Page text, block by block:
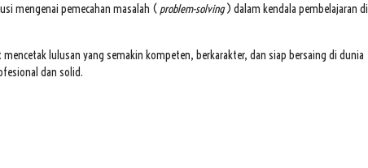
mengenai pemecahan masalah (problem-solving) dalam kendala pembelajaran di
lulusan yang semakin kompeten, berkarakter, dan siap bersaing di dunia
dan solid.